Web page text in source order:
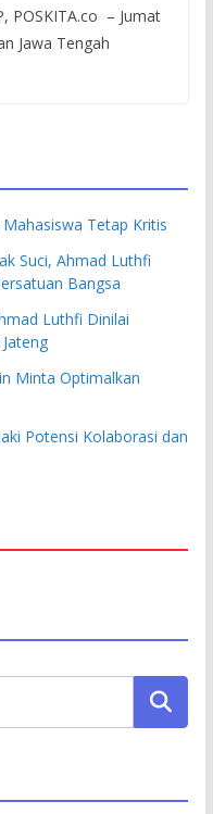
POSKITA.co – Jumat
Jawa Tengah
Tetap Kritis
Suci, Ahmad Luthfi
Bangsa
Luthfi Dinilai
Minta Optimalkan
Potensi Kolaborasi dan